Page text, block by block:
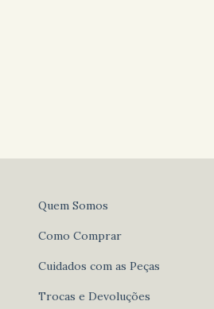
Quem Somos
Como Comprar
Cuidados com as Peças
Trocas e Devoluções